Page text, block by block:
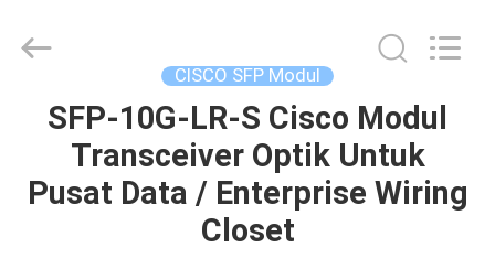
RUMAH
PRODUK
Ltd..
CISCO SFP Modul
SFP-10G-LR-S Cisco Modul
Transceiver Optik Untuk
Pusat Data / Enterprise Wiring
Closet